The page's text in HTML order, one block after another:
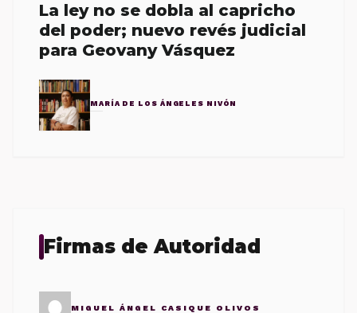
La ley no se dobla al capricho
del poder; nuevo revés judicial
para Geovany Vásquez
MARÍA DE LOS ÁNGELES NIVÓN
Firmas de Autoridad
MIGUEL ÁNGEL CASIQUE OLIVOS